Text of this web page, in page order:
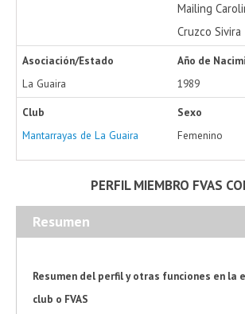
Mailing
Cruzco Sivira
Asociación/Estado
La Guaira
Año de
1989
Club
Mantarrayas de La Guaira
Sexo
Femenino
PERFIL MIEMBRO FVAS
Resumen
Resumen del perfil y otras funciones en la
club o FVAS